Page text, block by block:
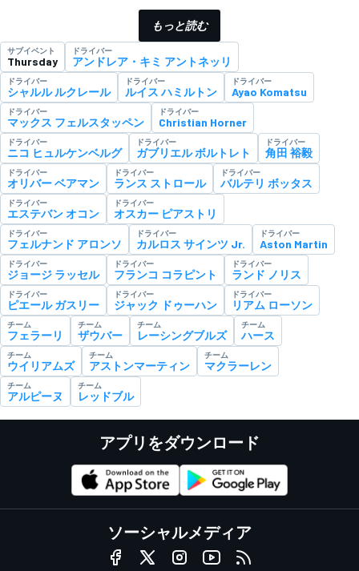
もっと読む
サブイベント
Thursday
ドライバー
アンドレア・キミ アントネッリ
ドライバー
シャルル ルクレール
ドライバー
ルイス ハミルトン
ドライバー
Ayao Komatsu
ドライバー
マックス フェルスタッペン
ドライバー
Christian Horner
ドライバー
ニコ ヒュルケンベルグ
ドライバー
ガブリエル ボルトレト
ドライバー
角田 裕毅
ドライバー
オリバー ベアマン
ドライバー
ランス ストロール
ドライバー
バルテリ ボッタス
ドライバー
エステバン オコン
ドライバー
オスカー ピアストリ
ドライバー
フェルナンド アロンソ
ドライバー
カルロス サインツ Jr.
ドライバー
Aston Martin
ドライバー
ジョージ ラッセル
ドライバー
フランコ コラピント
ドライバー
ランド ノリス
ドライバー
ピエール ガスリー
ドライバー
ジャック ドゥーハン
ドライバー
リアム ローソン
チーム
フェラーリ
チーム
ザウバー
チーム
レーシングブルズ
チーム
ハース
チーム
ウイリアムズ
チーム
アストンマーティン
チーム
マクラーレン
チーム
アルピーヌ
チーム
レッドブル
アプリをダウンロード
ソーシャルメディア